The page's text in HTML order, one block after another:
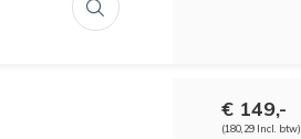
€ 149,-
(180,29 Incl. btw)